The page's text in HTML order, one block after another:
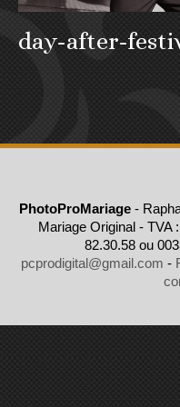
day-after-
PhotoProMariage -
Mariage Original - TVA
82.30.58 ou
pcprodigital@gmail.com -